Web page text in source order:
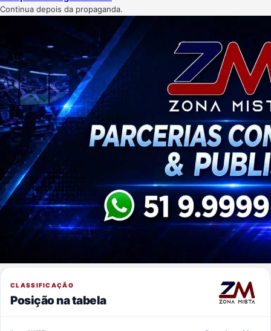
Continua depois da propaganda.
CLASSIFICAÇÃO
Posição na tabela